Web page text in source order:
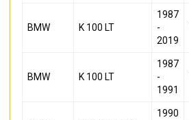
BMW K 100 LT
1987
-
2019
BMW K 100 LT
1987
-
1991
1990